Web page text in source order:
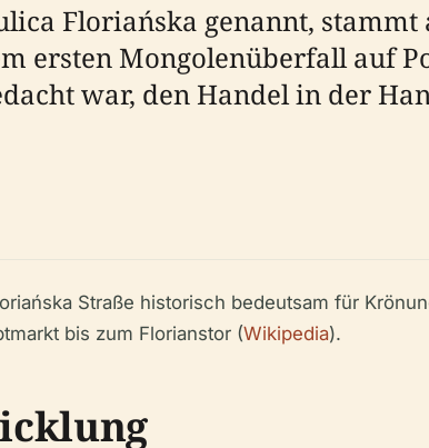
Floriańska genannt, stammt
ersten Mongolenüberfall auf
war, den Handel in der
Straße historisch bedeutsam für
bis zum Florianstor (Wikipedia).